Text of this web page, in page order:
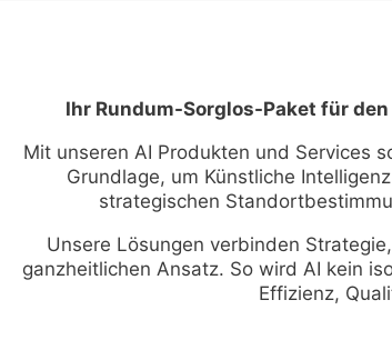
Ihr Rundum-Sorglos-Paket für
Mit unseren AI Produkten und Services
Grundlage, um Künstliche
strategischen
Unsere Lösungen verbinden
ganzheitlichen Ansatz. So wird AI kein
Effizienz,